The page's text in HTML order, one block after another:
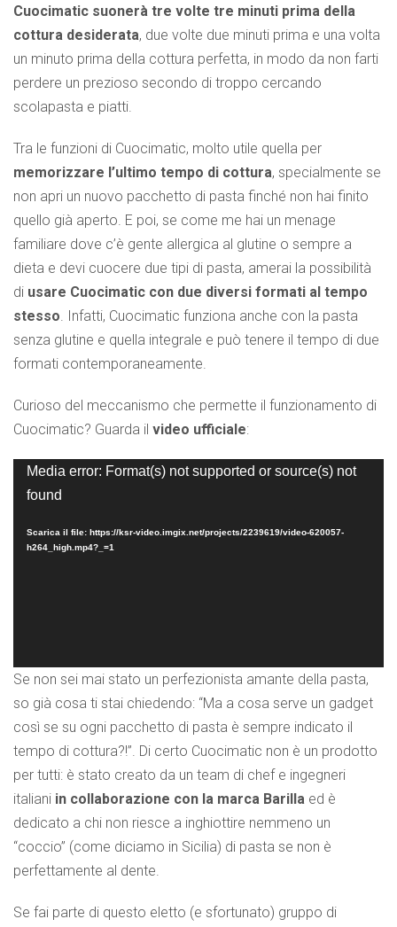
Cuocimatic suonerà tre volte tre minuti prima della
cottura desiderata, due volte due minuti prima e una volta
un minuto prima della cottura perfetta, in modo da non farti
perdere un prezioso secondo di troppo cercando
scolapasta e piatti.
Tra le funzioni di Cuocimatic, molto utile quella per
memorizzare l’ultimo tempo di cottura, specialmente se
non apri un nuovo pacchetto di pasta finché non hai finito
quello già aperto. E poi, se come me hai un menage
familiare dove c’è gente allergica al glutine o sempre a
dieta e devi cuocere due tipi di pasta, amerai la possibilità
di usare Cuocimatic con due diversi formati al tempo
stesso. Infatti, Cuocimatic funziona anche con la pasta
senza glutine e quella integrale e può tenere il tempo di due
formati contemporaneamente.
Curioso del meccanismo che permette il funzionamento di
Cuocimatic? Guarda il video ufficiale:
Video
Player
Media error: Format(s) not supported or source(s) not
found
Scarica il file: https://ksr-video.imgix.net/projects/2239619/video-620057-
h264_high.mp4?_=1
Se non sei mai stato un perfezionista amante della pasta,
so già cosa ti stai chiedendo: “Ma a cosa serve un gadget
così se su ogni pacchetto di pasta è sempre indicato il
tempo di cottura?!”. Di certo Cuocimatic non è un prodotto
per tutti: è stato creato da un team di chef e ingegneri
italiani in collaborazione con la marca Barilla ed è
dedicato a chi non riesce a inghiottire nemmeno un
“coccio” (come diciamo in Sicilia) di pasta se non è
perfettamente al dente.
Se fai parte di questo eletto (e sfortunato) gruppo di